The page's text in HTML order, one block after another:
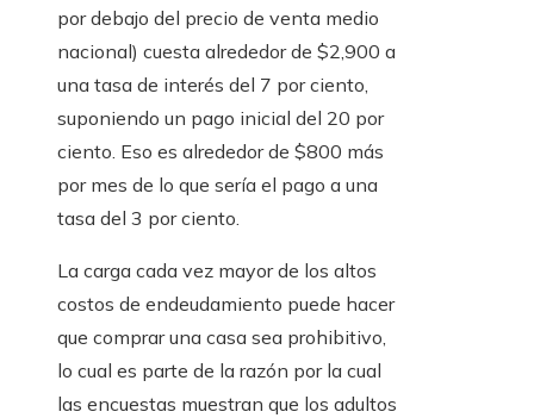
por debajo del precio de venta medio
nacional) cuesta alrededor de $2,900 a
una tasa de interés del 7 por ciento,
suponiendo un pago inicial del 20 por
ciento. Eso es alrededor de $800 más
por mes de lo que sería el pago a una
tasa del 3 por ciento.
La carga cada vez mayor de los altos
costos de endeudamiento puede hacer
que comprar una casa sea prohibitivo,
lo cual es parte de la razón por la cual
las encuestas muestran que los adultos